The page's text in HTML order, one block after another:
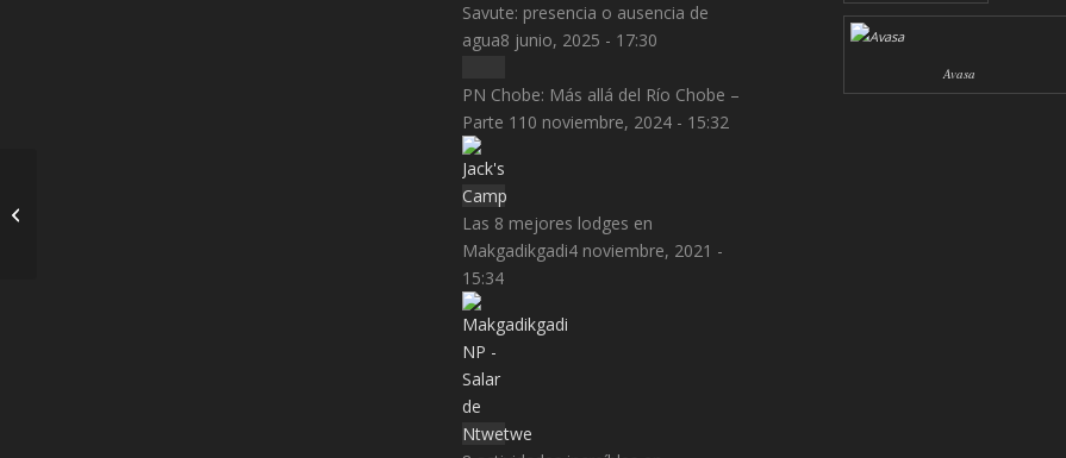
Savute: presencia o ausencia de
agua8 junio, 2025 - 17:30
PN Chobe: Más allá del Río Chobe –
Parte 1 10 noviembre, 2024 - 15:32
Las 8 mejores lodges en
Makgadikgadi4 noviembre, 2021 -
15:34
Avasa